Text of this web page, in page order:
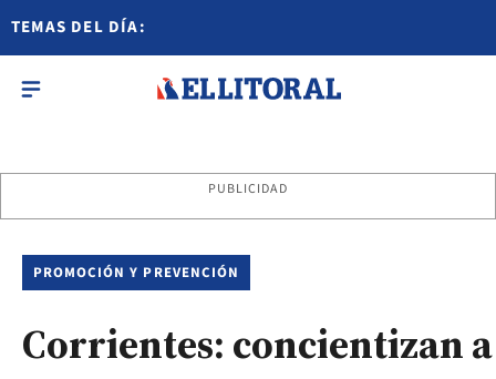
TEMAS DEL DÍA:
PUBLICIDAD
PROMOCIÓN Y PREVENCIÓN
Corrientes: concientizan a